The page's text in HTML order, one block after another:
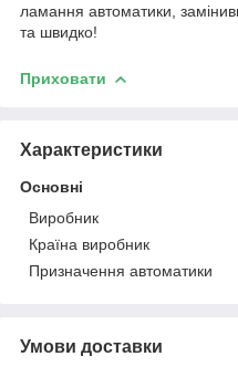
ламання автоматики,
та швидко!
Приховати
Характеристики
Основні
Виробник
Країна виробник
Призначення автоматики
Умови доставки